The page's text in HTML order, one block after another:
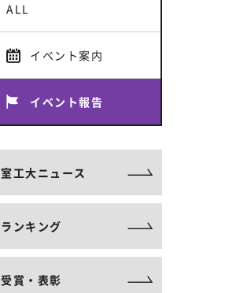
ALL
イベント案内
イベント報告
室工大ニュース
ランキング
受賞・表彰